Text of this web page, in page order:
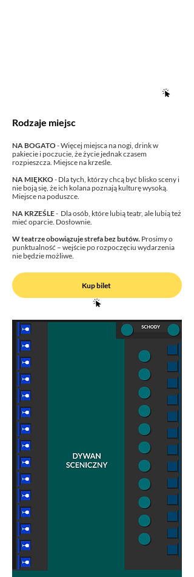
Rodzaje miejsc
NA BOGATO- Więcej miejsca na nogi, drink w
pakiecie i poczucie, że życie jednak czasem
rozpieszcza. Miejsce na krześle.
NA MIĘKKO- Dla tych, którzy chcą być blisko sceny i
nie boją się, że ich kolana poznają kulturę wysoką.
Miejsce na poduszce.
NA KRZEŚLE- Dla osób, które lubią teatr, ale lubią też
mieć oparcie. Dosłownie.
W teatrze obowiązuje strefa bez butów. Prosimy o
punktualność – wejście po rozpoczęciu wydarzenia
nie będzie możliwe.
Kup bilet